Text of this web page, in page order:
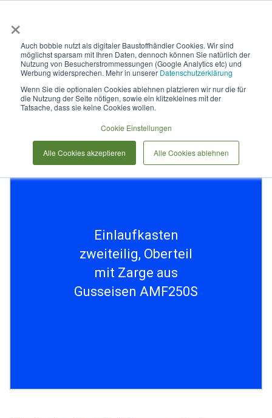
×
Auch bobbie nutzt als digitaler Baustoffhändler Cookies. Wir sind
möglichst sparsam mit Ihren Daten, dennoch können Sie natürlich der
Nutzung von Besucherstrommessungen (Google Analytics etc) und
Werbung widersprechen. Mehr in unserer Datenschutzerklärung
Wenn Sie die optionalen Cookies ablehnen platzieren wir nur die für
die Nutzung der Seite nötigen, sowie ein klitzekleines mit der
Tatsache, dass sie keine Cookies wollen.
Cookie Einstellungen
Alle Cookies akzeptieren Alle Cookies ablehnen
Einlaufkasten zweiteilig,
Oberteil mit Zarge aus
Gusseisen AMF250S
Bildergalerie
Einlaufkasten
zweiteilig, Oberteil
mit Zarge aus
Gusseisen AMF250S